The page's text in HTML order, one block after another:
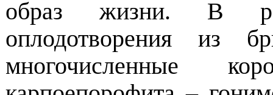
образ жизни. В
оплодотворения из
многочисленные